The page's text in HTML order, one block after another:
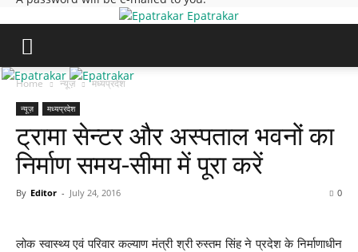
Epatrakar
Home न्यूज़ मध्यप्रदेश
न्यूज़ मध्यप्रदेश
ट्रामा सेन्टर और अस्पताल भवनों का
निर्माण समय-सीमा में पूरा करें
By Editor - July 24, 2016 0
लोक स्वास्थ्य एवं परिवार कल्याण मंत्री श्री रुस्तम सिंह ने प्रदेश के निर्माणाधीन